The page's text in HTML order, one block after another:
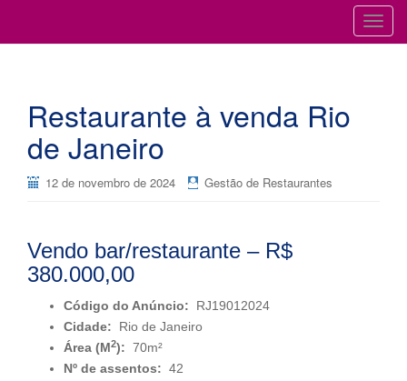
T
o
Restaurante à venda Rio
de Janeiro
12 de novembro de 2024 Gestão de Restaurantes
Vendo bar/restaurante – R$
380.000,00
Código do Anúncio:
RJ19012024
Cidade:
Rio de Janeiro
Área (M2): 70m²
Nº de assentos: 42